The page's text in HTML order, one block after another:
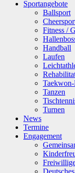
Sportangebote
Ballsport
Fitness /
Handball
Laufen
Tanzen
Turnen
News
Termine
Engagement